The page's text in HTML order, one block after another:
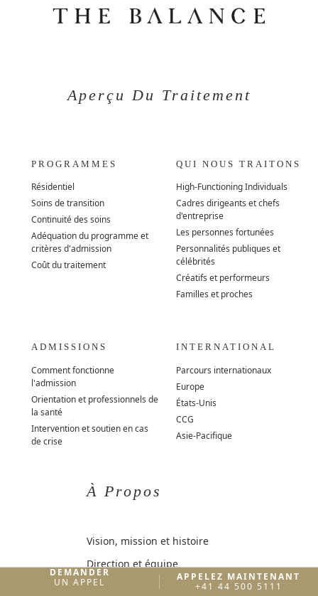
Aperçu Du Traitement
PROGRAMMES
Résidentiel
Soins de transition
Continuité des soins
Adéquation du programme et
critères d'admission
Coût du traitement
QUI NOUS TRAITONS
High-Functioning Individuals
Cadres dirigeants et chefs
d'entreprise
Les personnes fortunées
Personnalités publiques et
célébrités
Créatifs et performeurs
Familles et proches
ADMISSIONS
Comment fonctionne
l'admission
Orientation et professionnels de
la santé
Intervention et soutien en cas
de crise
INTERNATIONAL
Parcours internationaux
Europe
États-Unis
CCG
Asie-Pacifique
À Propos
Vision, mission et histoire
Direction et équipe
Gouvernance clinique
DEMANDER
UN APPEL
APPELEZ MAINTENANT
+41 44 500 5111